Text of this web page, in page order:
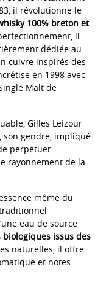
il révolutionne le
100% breton et
il
dédiée au
cuivre inspirés des
en 1998 avec
Malt de
Gilles Leizour
, son gendre, impliqué
perpétuer
rayonnement de la
même du
eau de source
biologiques issus des
naturelles, il offre
et notes